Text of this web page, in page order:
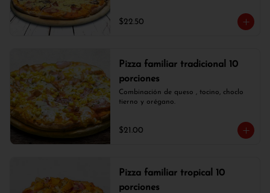
$22.50
Pizza familiar tradicional 10
porciones
Combinación de queso , tocino, choclo
tierno y orégano.
$21.00
Pizza familiar tropical 10
porciones